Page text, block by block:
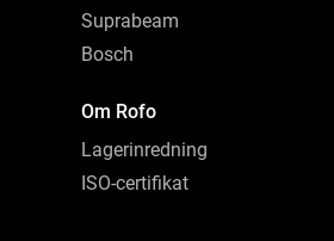
Suprabeam
Bosch
Om Rofo
Lagerinredning
ISO-certifikat